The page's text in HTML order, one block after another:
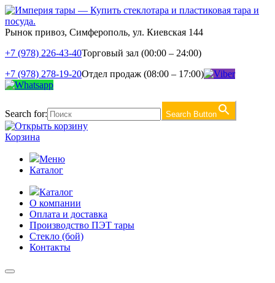
Рынок привоз, Симферополь, ул. Киевская 144
+7 (978) 226-43-40Торговый зал (00:00 – 24:00)
+7 (978) 278-19-20Отдел продаж (08:00 – 17:00)
Search for: Search Button
Корзина
Меню
Каталог
Каталог
О компании
Оплата и доставка
Производство ПЭТ тары
Стекло (бой)
Контакты